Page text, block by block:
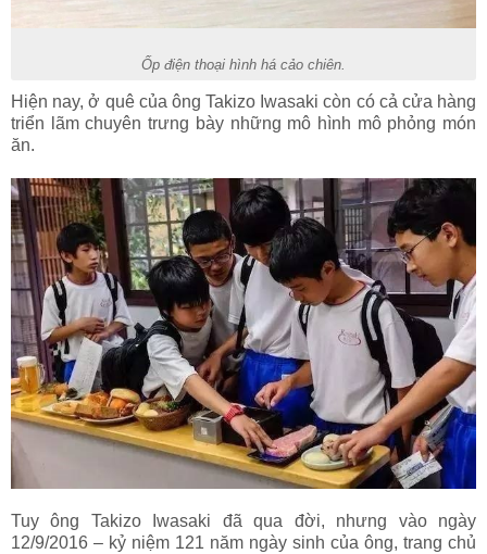
Ốp điện thoại hình há cảo chiên.
Hiện nay, ở quê của ông Takizo Iwasaki còn có cả cửa hàng
triển lãm chuyên trưng bày những mô hình mô phỏng món
ăn.
Tuy ông Takizo Iwasaki đã qua đời, nhưng vào ngày
12/9/2016 – kỷ niệm 121 năm ngày sinh của ông, trang chủ